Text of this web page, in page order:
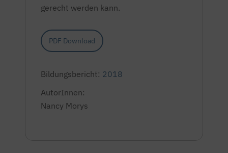
gerecht werden kann.
PDF Download
Bildungsbericht: 2018
AutorInnen:
Nancy Morys